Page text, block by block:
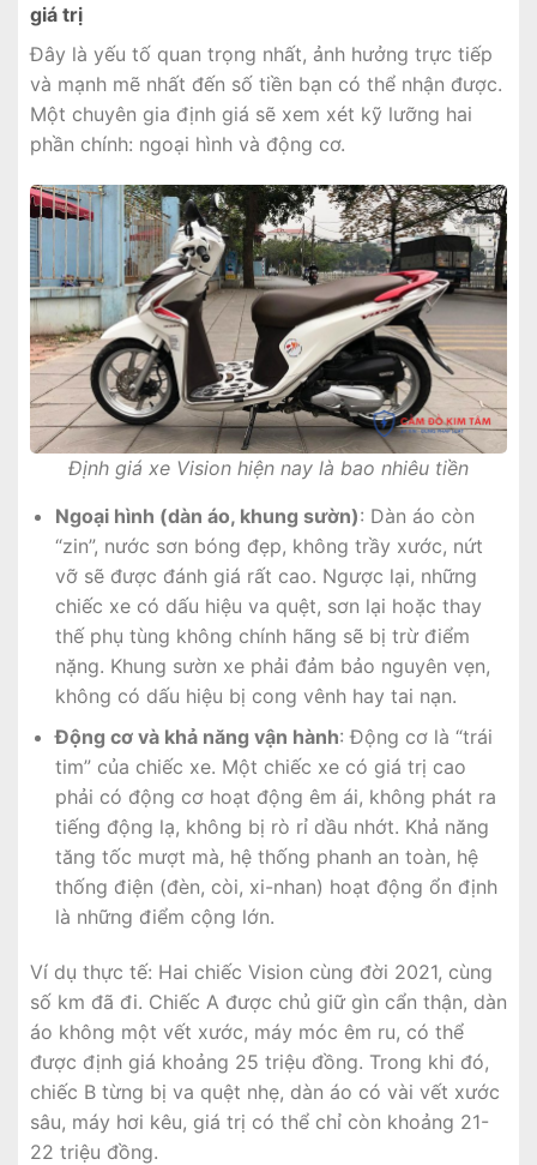
giá trị
Đây là yếu tố quan trọng nhất, ảnh hưởng trực tiếp
và mạnh mẽ nhất đến số tiền bạn có thể nhận được.
Một chuyên gia định giá sẽ xem xét kỹ lưỡng hai
phần chính: ngoại hình và động cơ.
Định giá xe Vision hiện nay là bao nhiêu tiền
Ngoại hình (dàn áo, khung sườn): Dàn áo còn
“zin”, nước sơn bóng đẹp, không trầy xước, nứt
vỡ sẽ được đánh giá rất cao. Ngược lại, những
chiếc xe có dấu hiệu va quệt, sơn lại hoặc thay
thế phụ tùng không chính hãng sẽ bị trừ điểm
nặng. Khung sườn xe phải đảm bảo nguyên vẹn,
không có dấu hiệu bị cong vênh hay tai nạn.
Động cơ và khả năng vận hành: Động cơ là “trái
tim” của chiếc xe. Một chiếc xe có giá trị cao
phải có động cơ hoạt động êm ái, không phát ra
tiếng động lạ, không bị rò rỉ dầu nhớt. Khả năng
tăng tốc mượt mà, hệ thống phanh an toàn, hệ
thống điện (đèn, còi, xi-nhan) hoạt động ổn định
là những điểm cộng lớn.
Ví dụ thực tế: Hai chiếc Vision cùng đời 2021, cùng
số km đã đi. Chiếc A được chủ giữ gìn cẩn thận, dàn
áo không một vết xước, máy móc êm ru, có thể
được định giá khoảng 25 triệu đồng. Trong khi đó,
chiếc B từng bị va quệt nhẹ, dàn áo có vài vết xước
sâu, máy hơi kêu, giá trị có thể chỉ còn khoảng 21-
22 triệu đồng.